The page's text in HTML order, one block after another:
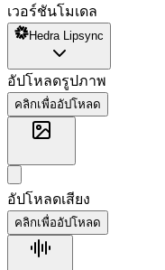
เวอร์ชันโมเดล
Hedra Lipsync
อัปโหลดรูปภาพ
คลิกเพื่ออัปโหลด
อัปโหลดเสียง
คลิกเพื่ออัปโหลด